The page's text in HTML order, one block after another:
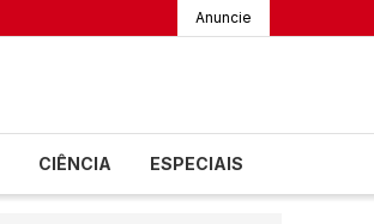
Anuncie
CIÊNCIA ESPECIAIS